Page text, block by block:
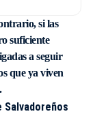
si las
suficiente
a seguir
que ya viven
Salvadoreños